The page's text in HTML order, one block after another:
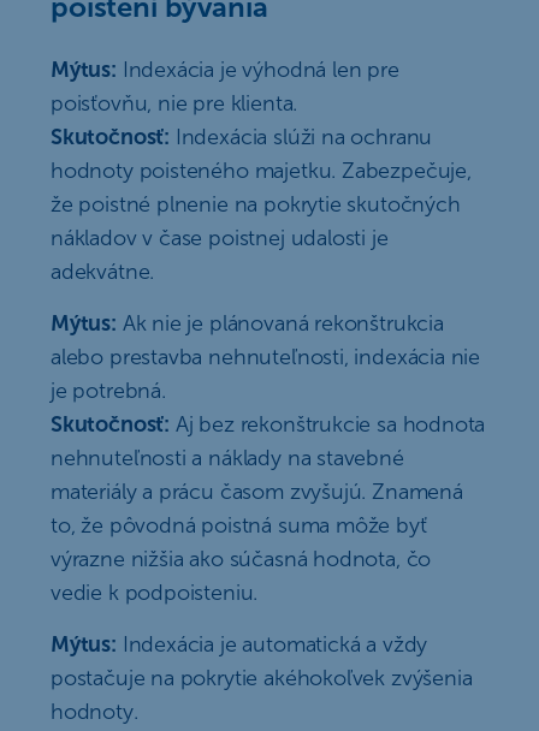
Mýtus: Indexácia je výhodná len pre
poisťovňu, nie pre klienta.
Skutočnosť: Indexácia slúži na ochranu
hodnoty poisteného majetku. Zabezpečuje,
že poistné plnenie na pokrytie skutočných
nákladov v čase poistnej udalosti je
adekvátne.
Mýtus: Ak nie je plánovaná rekonštrukcia
alebo prestavba nehnuteľnosti, indexácia nie
je potrebná.
Skutočnosť: Aj bez rekonštrukcie sa hodnota
nehnuteľnosti a náklady na stavebné
materiály a prácu časom zvyšujú. Znamená
to, že pôvodná poistná suma môže byť
výrazne nižšia ako súčasná hodnota, čo
vedie k podpoisteniu.
Mýtus: Indexácia je automatická a vždy
postačuje na pokrytie akéhokoľvek zvýšenia
hodnoty.